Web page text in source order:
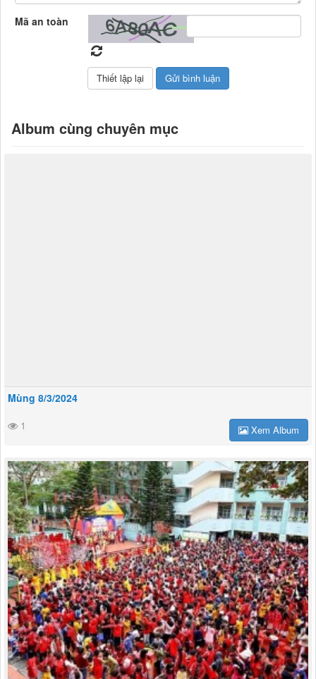
Mã an toàn
Album cùng chuyên mục
Mùng 8/3/2024
1
Xem Album